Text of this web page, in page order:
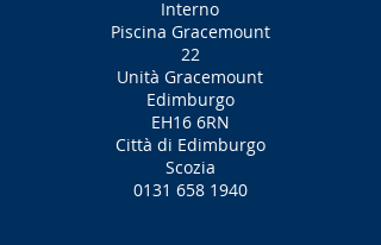
Interno
Piscina Gracemount
22
Unità Gracemount
Edimburgo
EH16 6RN
Città di Edimburgo
Scozia
0131 658 1940